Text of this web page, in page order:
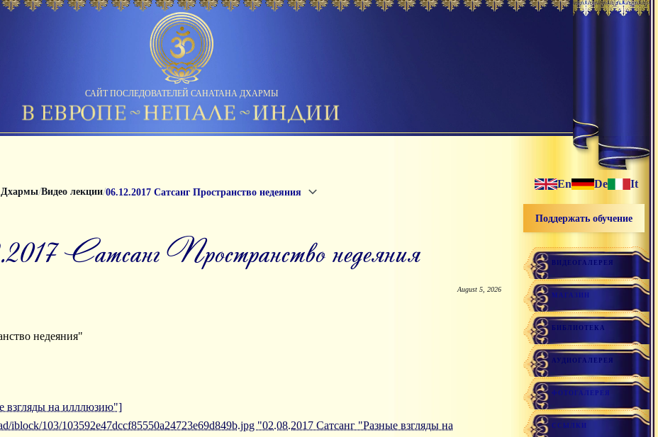
САЙТ ПОСЛЕДОВАТЕЛЕЙ САНАТАНА ДХАРМЫ
Дхармы/Видео лекции/06.12.2017 Сатсанг Пространство недеяния
Сатсанг Пространство недеяния
August 5, 2026
недеяния"
взгляды на илллюзию"]
iblock/103/103592e47dccf85550a24723e69d849b.jpg "02.08.2017 Сатсанг "Разные взгляды на
En De It
Поддержать обучение
ВИДЕОГАЛЕРЕЯ
МАГАЗИН
БИБЛИОТЕКА
АУДИОГАЛЕРЕЯ
ФОТОГАЛЕРЕЯ
ССЫЛКИ